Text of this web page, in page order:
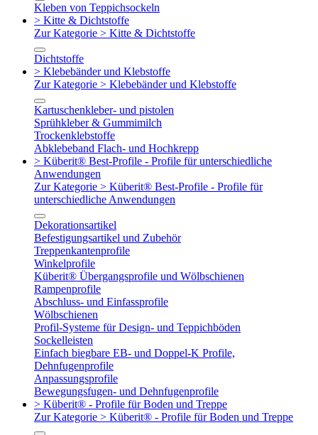
Kleben von Teppichsockeln
> Kitte & Dichtstoffe
Zur Kategorie > Kitte & Dichtstoffe
Dichtstoffe
> Klebebänder und Klebstoffe
Zur Kategorie > Klebebänder und Klebstoffe
Kartuschenkleber- und pistolen
Sprühkleber & Gummimilch
Trockenklebstoffe
Abklebeband Flach- und Hochkrepp
> Küberit® Best-Profile - Profile für unterschiedliche
Anwendungen
Zur Kategorie > Küberit® Best-Profile - Profile für
unterschiedliche Anwendungen
Dekorationsartikel
Befestigungsartikel und Zubehör
Treppenkantenprofile
Winkelprofile
Küberit® Übergangsprofile und Wölbschienen
Rampenprofile
Abschluss- und Einfassprofile
Wölbschienen
Profil-Systeme für Design- und Teppichböden
Sockelleisten
Einfach biegbare EB- und Doppel-K Profile,
Dehnfugenprofile
Anpassungsprofile
Bewegungsfugen- und Dehnfugenprofile
> Küberit® - Profile für Boden und Treppe
Zur Kategorie > Küberit® - Profile für Boden und Treppe